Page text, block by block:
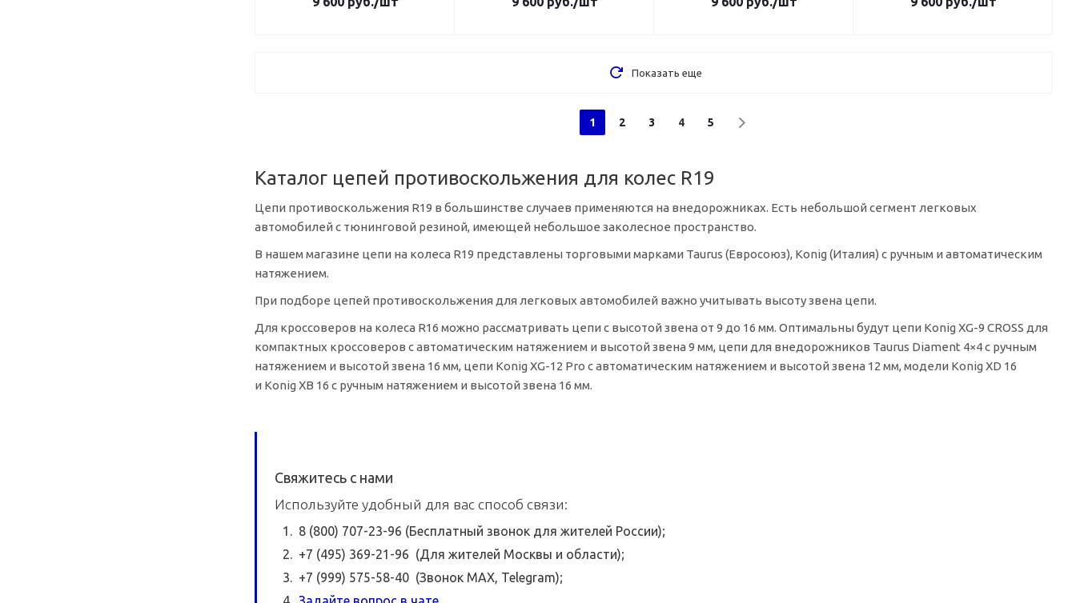
Показать еще
1 2 3 4 5
Каталог цепей противоскольжения для колес R19
Цепи противоскольжения R19 в большинстве случаев применяются на внедорожниках. Есть небольшой сегмент легковых
автомобилей с тюнинговой резиной, имеющей небольшое заколесное пространство.
В нашем магазине цепи на колеса R19 представлены торговыми марками Taurus (Евросоюз), Konig (Италия) с ручным и автоматическим
натяжением.
При подборе цепей противоскольжения для легковых автомобилей важно учитывать высоту звена цепи.
Для кроссоверов на колеса R16 можно рассматривать цепи с высотой звена от 9 до 16 мм. Оптимальны будут цепи Konig XG-9 CROSS для
компактных кроссоверов с автоматическим натяжением и высотой звена 9 мм, цепи для внедорожников Taurus Diament 4×4 с ручным
натяжением и высотой звена 16 мм, цепи Konig XG-12 Pro с автоматическим натяжением и высотой звена 12 мм, модели Konig XD 16
и Konig XB 16 с ручным натяжением и высотой звена 16 мм.
Свяжитесь с нами
Используйте удобный для вас способ связи:
8 (800) 707-23-96 (Бесплатный звонок для жителей России);
+7 (495) 369-21-96 (Для жителей Москвы и области);
+7 (999) 575-58-40 (Звонок MAX, Telegram);